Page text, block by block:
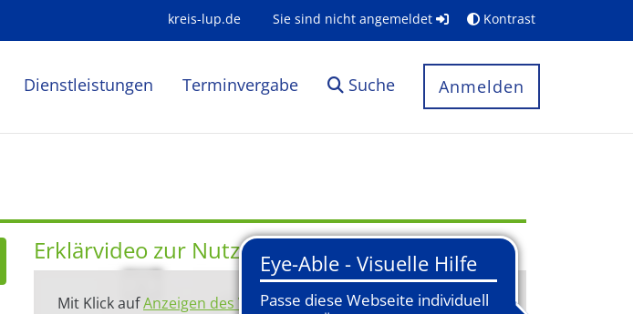
kreis-lup.de Sie sind nicht angemeldet Kontrast
Dienstleistungen Terminvergabe Suche Anmelden
Erklärvideo zur Nutzung der BundID
Mit Klick aufAnzeigen des Videoswird Ihnen das Video angezeigt